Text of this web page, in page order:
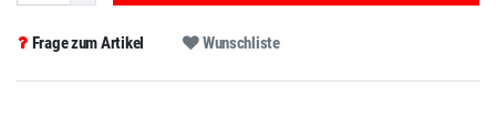
Frage zum Artikel Wunschliste